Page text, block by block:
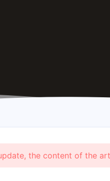
the content of the